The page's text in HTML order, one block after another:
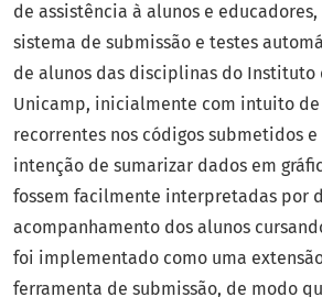
de assistência à alunos e
sistema de submissão e testes
de alunos das disciplinas do Instituto
Unicamp, inicialmente com intuito
recorrentes nos códigos submetidos
intenção de sumarizar dados em
fossem facilmente interpretadas por
acompanhamento dos alunos
foi implementado como uma
ferramenta de submissão, de modo